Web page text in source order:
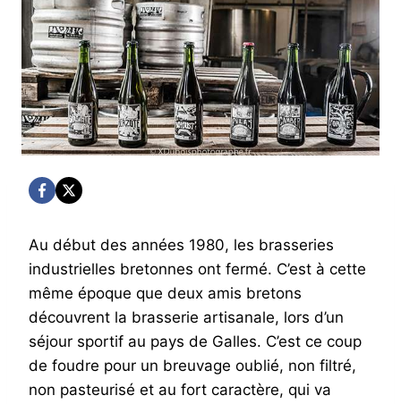
Au début des années 1980, les brasseries
industrielles bretonnes ont fermé. C’est à cette
même époque que deux amis bretons
découvrent la brasserie artisanale, lors d’un
séjour sportif au pays de Galles. C’est ce coup
de foudre pour un breuvage oublié, non filtré,
non pasteurisé et au fort caractère, qui va